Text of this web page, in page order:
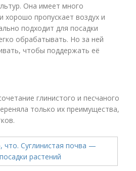
Она имеет много
хорошо пропускает воздух и
подходит для посадки
обрабатывать. Но за ней
чтобы поддержать её
глинистого и песчаного
только их преимущества,